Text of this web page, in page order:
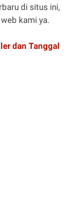
di situs ini,
kami ya.
dan Tanggal